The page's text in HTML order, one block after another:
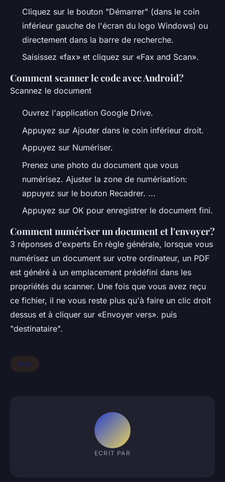
Cliquez sur le bouton "Démarrer" (dans le coin
inférieur gauche de l'écran du logo Windows) ou
directement dans la barre de recherche.
Saisissez «fax» et cliquez sur «Fax and Scan».
Comment scanner le code avec Android?
Scannez le document
Ouvrez l'application Google Drive.
Appuyez sur Ajouter dans le coin inférieur droit.
Appuyez sur Numériser.
Prenez une photo du document que vous
numérisez. Ajuster la zone de numérisation:
appuyez sur le bouton Recadrer. ...
Appuyez sur OK pour enregistrer le document fini.
Comment numériser un document et l'envoyer?
3 réponses d'experts En règle générale, lorsque vous
numérisez un document sur votre ordinateur, un PDF
est généré à un emplacement prédéfini dans les
propriétés du scanner. Une fois que vous avez reçu
ce fichier, il ne vous reste plus qu'à faire un clic droit
dessus et à cliquer sur «Envoyer vers». puis
"destinataire".
Actu
ECRIT PAR